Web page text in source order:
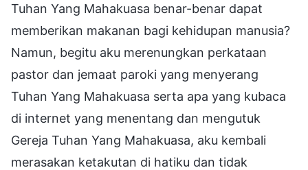
Tuhan Yang Mahakuasa benar-benar dapat
memberikan makanan bagi kehidupan manusia?
Namun, begitu aku merenungkan perkataan
pastor dan jemaat paroki yang menyerang
Tuhan Yang Mahakuasa serta apa yang kubaca
di internet yang menentang dan mengutuk
Gereja Tuhan Yang Mahakuasa, aku kembali
merasakan ketakutan di hatiku dan tidak